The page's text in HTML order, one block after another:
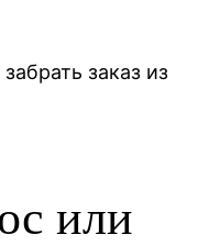
заказ из
или